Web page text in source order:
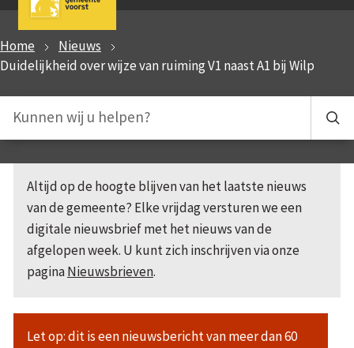
Home
Nieuws
Duidelijkheid over wijze van ruiming V1 naast A1 bij Wilp
Altijd op de hoogte blijven van het laatste nieuws
van de gemeente? Elke vrijdag versturen we een
digitale nieuwsbrief met het nieuws van de
afgelopen week. U kunt zich inschrijven via onze
paginaNieuwsbrieven.
Let op: dit is een nieuwsbericht van meer dan 60